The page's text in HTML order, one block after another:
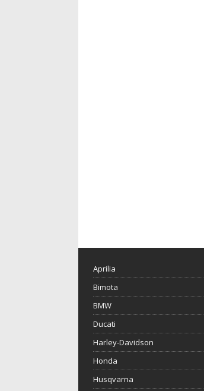
Aprilia
Bimota
BMW
Ducati
Harley-Davidson
Honda
Husqvarna